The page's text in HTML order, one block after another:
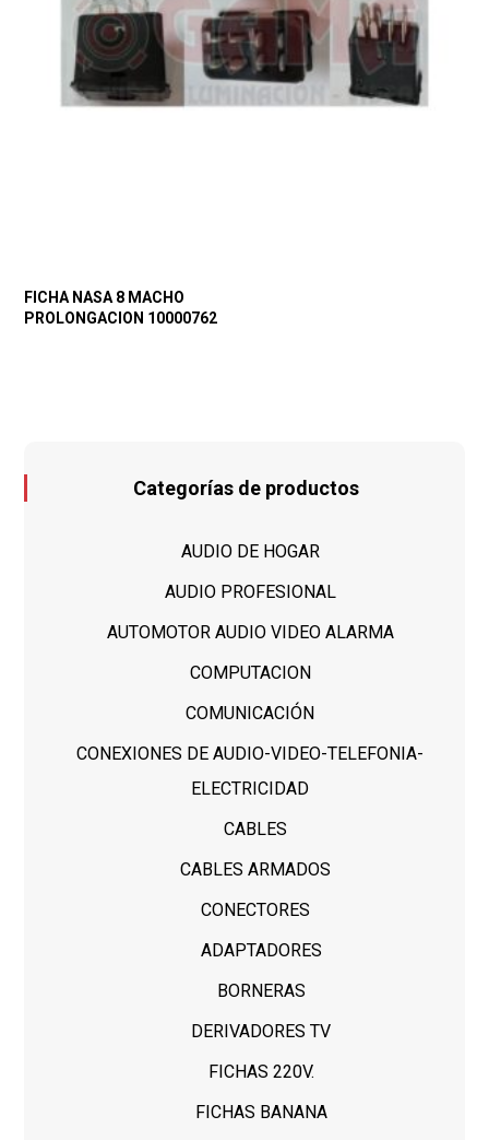
FICHA NASA 8 MACHO
PROLONGACION 10000762
Categorías de productos
AUDIO DE HOGAR
AUDIO PROFESIONAL
AUTOMOTOR AUDIO VIDEO ALARMA
COMPUTACION
COMUNICACIÓN
CONEXIONES DE AUDIO-VIDEO-TELEFONIA-
ELECTRICIDAD
CABLES
CABLES ARMADOS
CONECTORES
ADAPTADORES
BORNERAS
DERIVADORES TV
FICHAS 220V.
FICHAS BANANA